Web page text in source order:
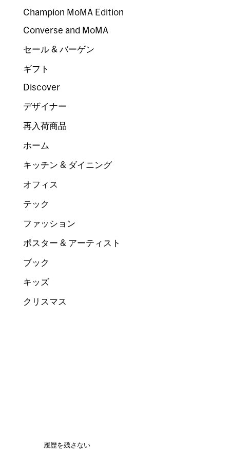
Champion MoMA Edition
Converse and MoMA
セール & バーゲン
ギフト
Discover
デザイナー
再入荷商品
ホーム
キッチン & ダイニング
オフィス
テック
ファッション
ポスター & アーティスト
ブック
キッズ
クリスマス
履歴を残さない